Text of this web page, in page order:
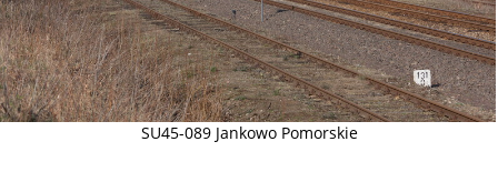
SU45-089 Jankowo Pomorskie